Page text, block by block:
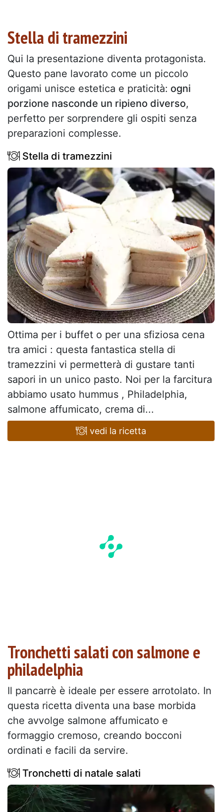
Stella di tramezzini
Qui la presentazione diventa protagonista.
Questo pane lavorato come un piccolo
origami unisce estetica e praticità: ogni
porzione nasconde un ripieno diverso,
perfetto per sorprendere gli ospiti senza
preparazioni complesse.
Stella di tramezzini
Ottima per i buffet o per una sfiziosa cena
tra amici : questa fantastica stella di
tramezzini vi permetterà di gustare tanti
sapori in un unico pasto. Noi per la farcitura
abbiamo usato hummus , Philadelphia,
salmone affumicato, crema di...
vedi la ricetta
Tronchetti salati con salmone e
philadelphia
Il pancarrè è ideale per essere arrotolato. In
questa ricetta diventa una base morbida
che avvolge salmone affumicato e
formaggio cremoso, creando bocconi
ordinati e facili da servire.
Tronchetti di natale salati